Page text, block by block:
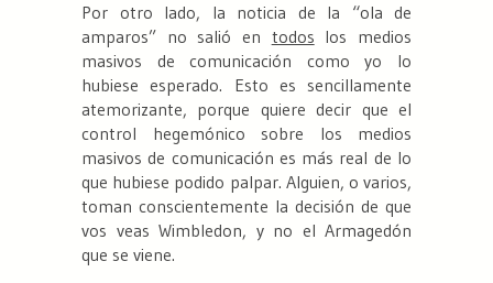
Por otro lado, la noticia de la “ola de
amparos” no salió en todos los medios
masivos de comunicación como yo lo
hubiese esperado. Esto es sencillamente
atemorizante, porque quiere decir que el
control hegemónico sobre los medios
masivos de comunicación es más real de lo
que hubiese podido palpar. Alguien, o varios,
toman conscientemente la decisión de que
vos veas Wimbledon, y no el Armagedón
que se viene.